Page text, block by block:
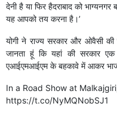
देनी है या फिर हैदराबाद को
यह आपको तय करना है।’
योगी ने राज्य सरकार और ओवैसी की
जानता हूं कि यहां की सरकार
एआईएमआईएम के बहकावे में आकर
In a Road Show at
https://t.co/NyMQNobSJ1